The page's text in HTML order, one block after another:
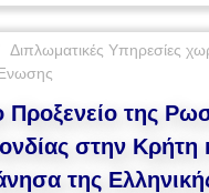
Διπλωματικές Υπηρεσίες
Ένωσης
Προξενείο της
στην Κρήτη
της